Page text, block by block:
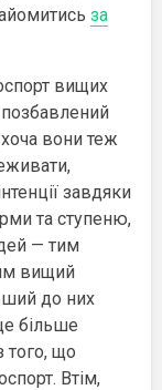
за
вищих
хоча вони теж
завдяки
та ступеню,
— тим
вищий
до них
більше
того, що
Втім,